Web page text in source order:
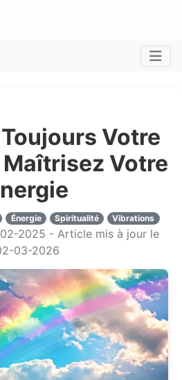
Votre
Votre
Énergie Spiritualité Vibrations
2025 - Article mis à jour le
03-2026